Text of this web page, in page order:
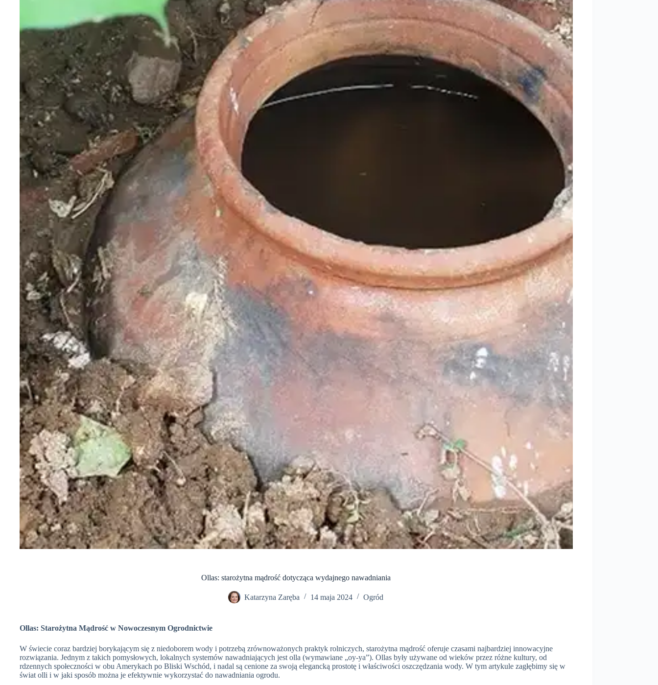
Ollas: starożytna mądrość dotycząca wydajnego nawadniania
Katarzyna Zaręba 14 maja 2024 Ogród
Ollas: Starożytna Mądrość w Nowoczesnym Ogrodnictwie
W świecie coraz bardziej borykającym się z niedoborem wody i potrzebą zrównoważonych praktyk rolniczych, starożytna mądrość oferuje czasami najbardziej innowacyjne
rozwiązania. Jednym z takich pomysłowych, lokalnych systemów nawadniających jest olla (wymawiane „oy-ya”). Ollas były używane od wieków przez różne kultury, od
rdzennych społeczności w obu Amerykach po Bliski Wschód, i nadal są cenione za swoją elegancką prostotę i właściwości oszczędzania wody. W tym artykule zagłębimy się w
świat olli i w jaki sposób można je efektywnie wykorzystać do nawadniania ogrodu.